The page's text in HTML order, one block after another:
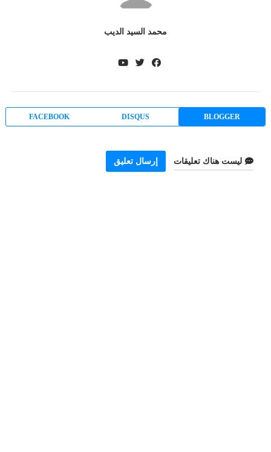
محمد السيد الديب
BLOGGER
DISQUS
FACEBOOK
ليست هناك تعليقات إرسال تعليق